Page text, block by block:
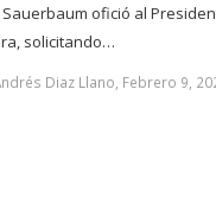
Sauerbaum ofició al
solicitando…
Diaz Llano, Febrero 9,